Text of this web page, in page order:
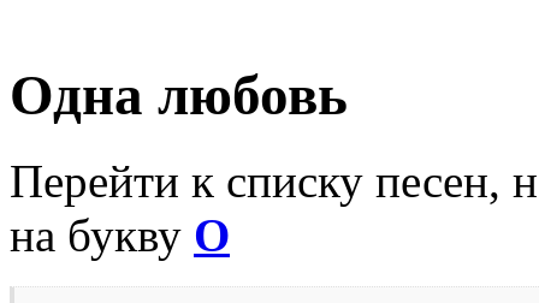
Одна любовь
Перейти к списку песен,
на букву О